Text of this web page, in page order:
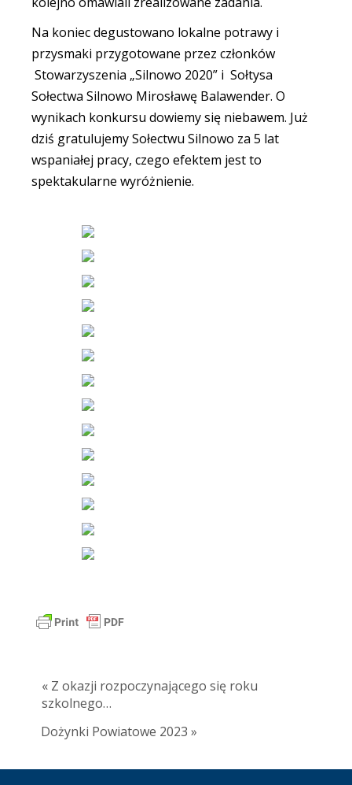
Na koniec degustowano lokalne potrawy i
przysmaki przygotowane przez członków
Stowarzyszenia „Silnowo 2020” i Sołtysa
Sołectwa Silnowo Mirosławę Balawender. O
wynikach konkursu dowiemy się niebawem. Już
dziś gratulujemy Sołectwu Silnowo za 5 lat
wspaniałej pracy, czego efektem jest to
spektakularne wyróżnienie.
« Z okazji rozpoczynającego się roku
szkolnego…
Dożynki Powiatowe 2023 »